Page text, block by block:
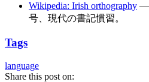
Wikipedia: Irish orthography —
号、現代の書記慣習。
Tags
language
Share this post on: